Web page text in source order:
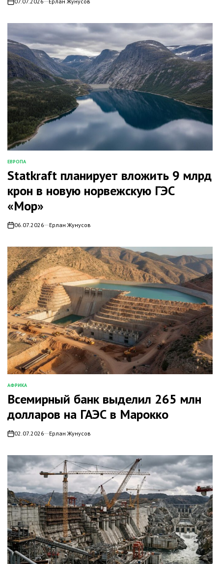
on
ОПУБЛИКОВАНО
В
ЕВРОПА
Statkraft планирует вложить 9 млрд
крон в новую норвежскую ГЭС
«Мор»
on06.07.2026 Ерлан Жунусов
ОПУБЛИКОВАНО
В
АФРИКА
Всемирный банк выделил 265 млн
долларов на ГАЭС в Марокко
on02.07.2026 Ерлан Жунусов